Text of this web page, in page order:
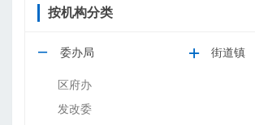
按机构分类
委办局
区府办
发改委
街道镇